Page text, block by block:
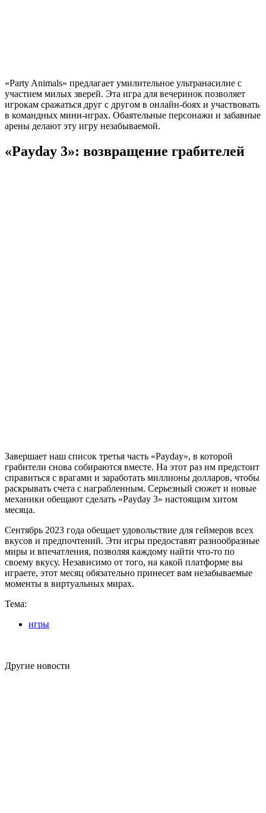
«Party Animals» предлагает умилительное ультранасилие с
участием милых зверей. Эта игра для вечеринок позволяет
игрокам сражаться друг с другом в онлайн-боях и участвовать
в командных мини-играх. Обаятельные персонажи и забавные
арены делают эту игру незабываемой.
«Payday 3»: возвращение грабителей
Завершает наш список третья часть «Payday», в которой
грабители снова собираются вместе. На этот раз им предстоит
справиться с врагами и заработать миллионы долларов, чтобы
раскрывать счета с награбленным. Серьезный сюжет и новые
механики обещают сделать «Payday 3» настоящим хитом
месяца.
Сентябрь 2023 года обещает удовольствие для геймеров всех
вкусов и предпочтений. Эти игры предоставят разнообразные
миры и впечатления, позволяя каждому найти что-то по
своему вкусу. Независимо от того, на какой платформе вы
играете, этот месяц обязательно принесет вам незабываемые
моменты в виртуальных мирах.
Тема:
игры
Другие новости